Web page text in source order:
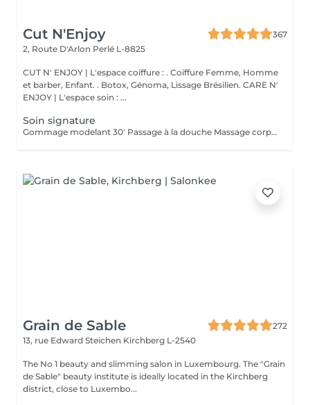
Cut N'Enjoy
367
2, Route D'Arlon Perlé L-8825
CUT N' ENJOY | L'espace coiffure : . Coiffure Femme, Homme
et barber, Enfant. . Botox, Génoma, Lissage Brésilien. CARE N'
ENJOY | L'espace soin : ...
Soin signature
Gommage modelant 30' Passage à la douche Massage corps complet 45'
Grain de Sable
272
13, rue Edward Steichen Kirchberg L-2540
The No 1 beauty and slimming salon in Luxembourg. The "Grain
de Sable" beauty institute is ideally located in the Kirchberg
district, close to Luxembo...